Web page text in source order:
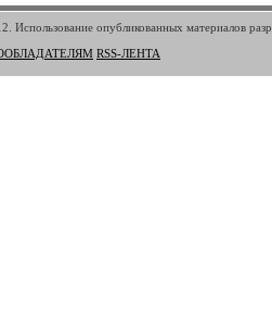
Использование опубликованных материалов
RSS-ЛЕНТА